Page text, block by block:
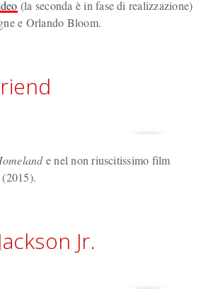
(la seconda è in fase di realizzazione)
e Orlando Bloom.
e nel non riuscitissimo film
(2015).
Jr.